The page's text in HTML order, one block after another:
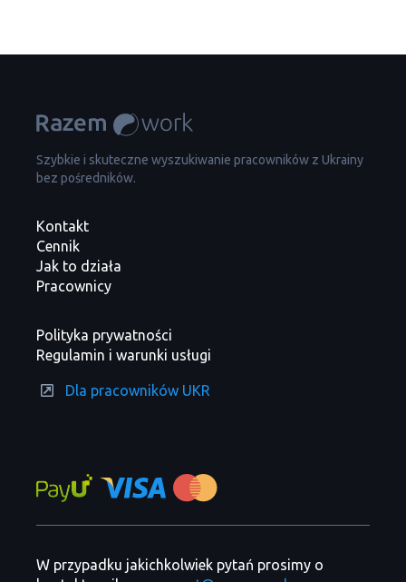
Szybkie i skuteczne wyszukiwanie pracowników z Ukrainy
bez pośredników.
Kontakt
Cennik
Jak to działa
Pracownicy
Polityka prywatności
Regulamin i warunki usługi
Dla pracowników UKR
W przypadku jakichkolwiek pytań prosimy o